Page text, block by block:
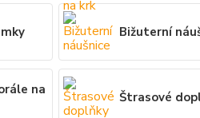
Bižuterní
na
Štrasové